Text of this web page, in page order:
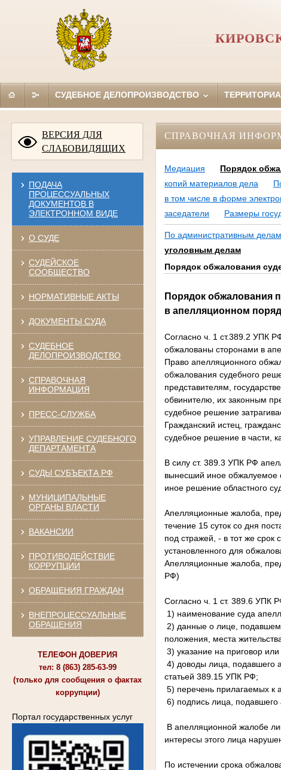
СУДЕБНОЕ ДЕЛОПРОИЗВОДСТВО
ВЕРСИЯ ДЛЯ
СЛАБОВИДЯЩИХ
ПОДАЧА
ПРОЦЕССУАЛЬНЫХ
ДОКУМЕНТОВ В
ЭЛЕКТРОННОМ ВИДЕ
О СУДЕ
СУДЕЙСКОЕ
СООБЩЕСТВО
НОРМАТИВНЫЕ АКТЫ
ДОКУМЕНТЫ СУДА
СУДЕБНОЕ
ДЕЛОПРОИЗВОДСТВО
СПРАВОЧНАЯ
ИНФОРМАЦИЯ
ПРЕСС-СЛУЖБА
УПРАВЛЕНИЕ СУДЕБНОГО
ДЕПАРТАМЕНТА
СУДЫ СУБЪЕКТА РФ
МУНИЦИПАЛЬНЫЕ
ОРГАНЫ ВЛАСТИ
ВАКАНСИИ
ПРОТИВОДЕЙСТВИЕ
КОРРУПЦИИ
ОБРАЩЕНИЯ ГРАЖДАН
ВНЕПРОЦЕССУАЛЬНЫЕ
ОБРАЩЕНИЯ
ТЕЛЕФОН ДОВЕРИЯ
тел: 8 (863) 285-63-99
(только для сообщения о фактах
коррупции)
Портал государственных услуг
СПРАВОЧНАЯ
Медиация Порядок
копий материалов дела
в том числе в форме
заседатели
Размеры
По административным делам
уголовным делам
Порядок обжалования
Порядок обжалования
в апелляционном
Согласно ч. 1 ст.389.2 УПК
обжалованы сторонами в
Право апелляционного
обжалования судебного
представителям,
обвинителю, их законным
судебное решение
Гражданский истец,
судебное решение в части,
В силу ст. 389.3 УПК РФ
вынесший иное обжалуемое
иное решение областного
Апелляционные жалоба,
течение 15 суток со дня
под стражей, - в тот же срок
установленного для
Апелляционные жалоба,
РФ)
Согласно ч. 1 ст. 389.6 УПК
1) наименование суда
2) данные о лице, подавшем
положения, места
3) указание на приговор
4) доводы лица, подавшего
статьей 389.15 УПК РФ;
5) перечень прилагаемых к
6) подпись лица,
В апелляционной жалобе
интересы этого лица
По истечении срока